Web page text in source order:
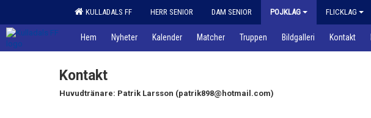
KULLADALS FF HERR SENIOR DAM SENIOR POJKLAG FLICKLAG
Hem Nyheter Kalender Matcher Truppen Bildgalleri Kontakt
Kontakt
Huvudtränare: Patrik Larsson (patrik898@hotmail.com)